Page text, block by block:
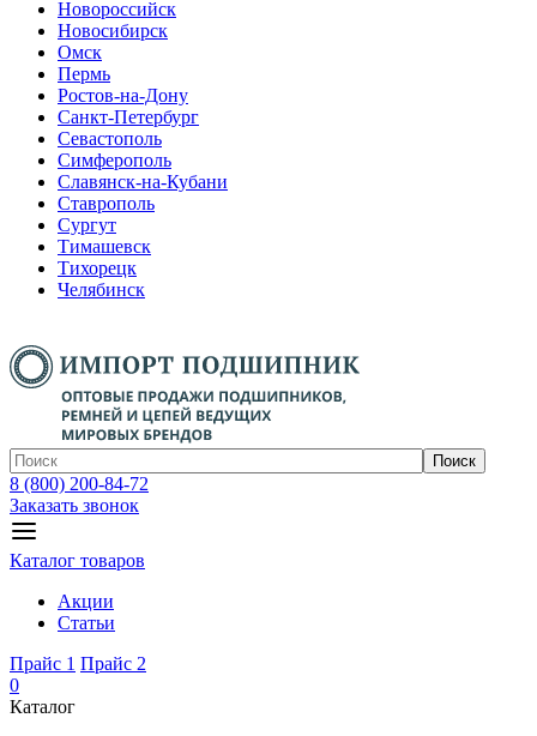
Новороссийск
Новосибирск
Омск
Пермь
Ростов-на-Дону
Санкт-Петербург
Севастополь
Симферополь
Славянск-на-Кубани
Ставрополь
Сургут
Тимашевск
Тихорецк
Челябинск
Поиск
8 (800) 200-84-72
Заказать звонок
Каталог товаров
Акции
Статьи
Прайс 1 Прайс 2
0
Каталог